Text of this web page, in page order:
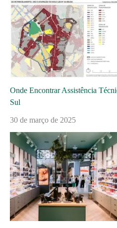
Onde Encontrar Assistência
Sul
30 de março de 2025